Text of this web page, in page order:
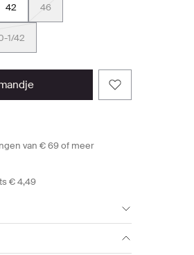
42 46
1/42
van € 69 of meer
€ 4,49